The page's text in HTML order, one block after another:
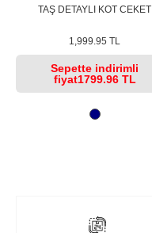
TAŞ DETAYLI KOT CEKET
1,999.95 TL
Sepette indirimli
fiyat1799.96 TL